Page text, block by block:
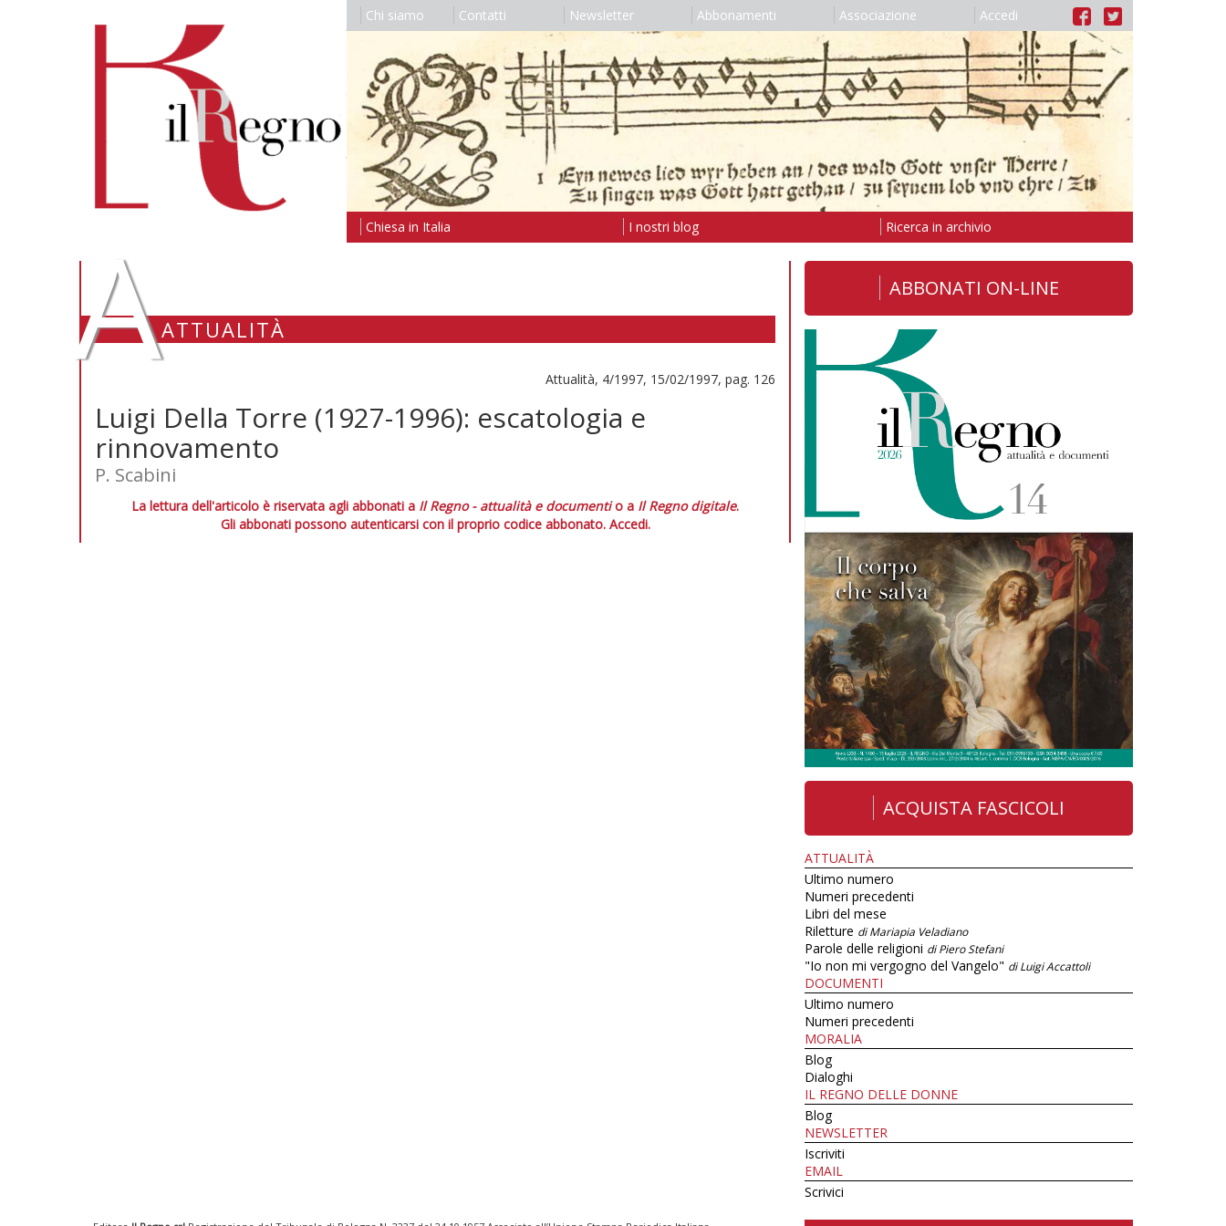
Chi siamo Contatti Newsletter Abbonamenti Associazione Accedi
Chiesa in Italia I nostri blog Ricerca in archivio
AATTUALITÀ
Attualità, 4/1997, 15/02/1997, pag. 126
Luigi Della Torre (1927-1996): escatologia e
rinnovamento
P. Scabini
La lettura dell'articolo è riservata agli abbonati a Il Regno - attualità e documentio a Il Regno digitale.
Gli abbonati possono autenticarsi con il proprio codice abbonato. Accedi.
ABBONATI ON-LINE
ACQUISTA FASCICOLI
ATTUALITÀ
Ultimo numero
Numeri precedenti
Libri del mese
Riletture di Mariapia Veladiano
Parole delle religioni di Piero Stefani
"Io non mi vergogno del Vangelo" di Luigi Accattoli
DOCUMENTI
Ultimo numero
Numeri precedenti
MORALIA
Blog
Dialoghi
IL REGNO DELLE DONNE
Blog
NEWSLETTER
Iscriviti
EMAIL
Scrivici